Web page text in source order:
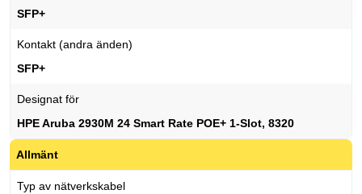
SFP+
Kontakt (andra änden)
SFP+
Designat för
HPE Aruba 2930M 24 Smart Rate POE+ 1-Slot, 8320
Allmänt
Typ av nätverkskabel